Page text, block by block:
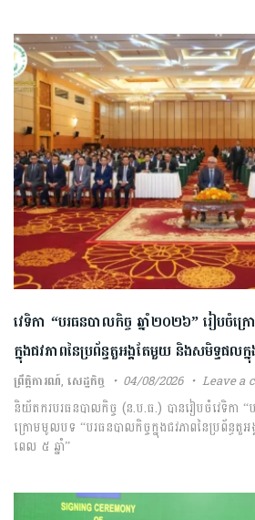
វេទិកា “បរធនបាលកិច្ច ឆ្នាំ២០២៦” រៀបចំក្
ក្នុងជវភាពនៃប្រព័ន្ធតួអង្គតែមួយ និងសមិទ្ធផលក្
ព្រឹត្តិការណ៍,សេដ្ឋកិច្ច 04/08/2026 Leave a
និយ័តករបរធនបាលកិច្ច (ន.ប.ធ.) បានរៀបចំវេទិកា “
ក្រោមមូលបទ “បរធនបាលកិច្ចក្នុងជវភាពនៃប្រព័ន្ធតួ
ពេល ៥ ឆ្នាំ”